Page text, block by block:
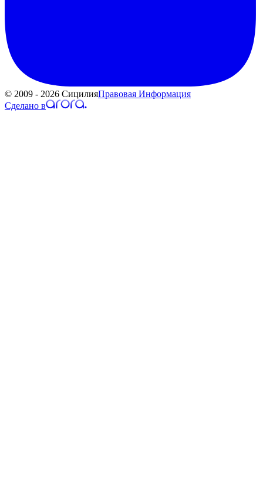
© 2009 - 2026 СицилияПравовая Информация
Сделано в